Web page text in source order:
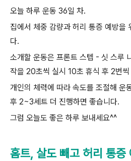
오늘 하루 운동 36일 차.
집에서 체중 감량과 허리 통증 예방을
다.
소개할 운동은 프론트 스텝 - 싯 스루
작을 20초씩 실시 10초 휴식 후 2번씩
개인의 체력에 따라 속도를 조절해 운
후 2~3세트 더 진행하면 좋습니다.
그럼 오늘도 좋은 하루 보내세요^^
홈트, 살도 빼고 허리 통